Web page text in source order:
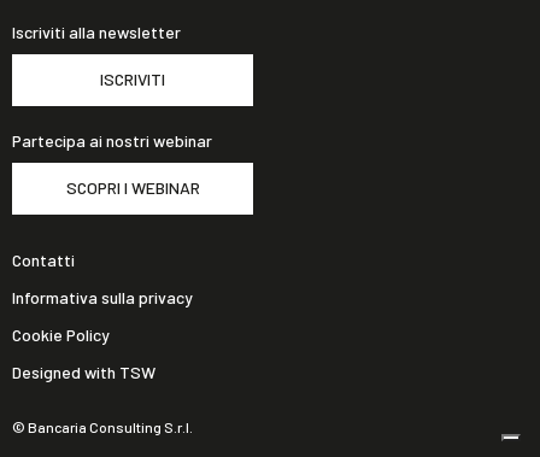
Iscriviti alla newsletter
ISCRIVITI
Partecipa ai nostri webinar
SCOPRI I WEBINAR
© Bancaria Consulting S.r.l.
Contatti
Informativa sulla privacy
Cookie Policy
Designed with TSW